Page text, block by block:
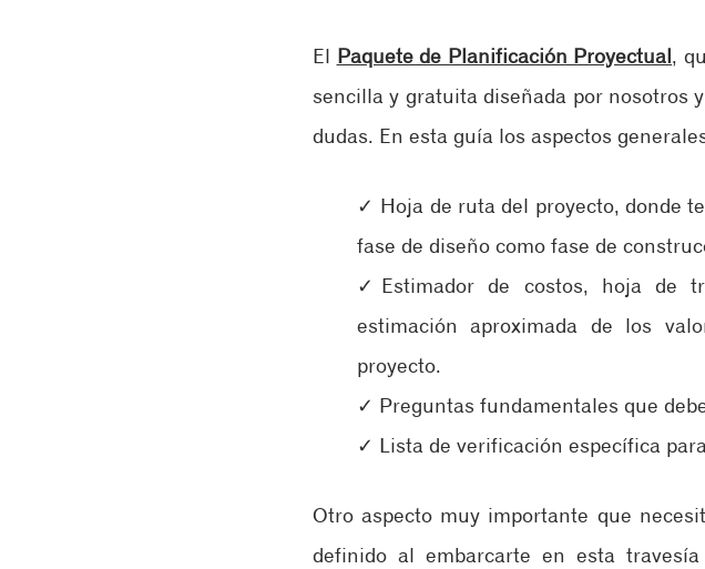
El Paquete de Planificación Proyectual,
sencilla y gratuita diseñada por nosotros
dudas. En esta guía los aspectos
​✓ Hoja de ruta del proyecto, donde
fase de diseño como fase de
✓Estimador de costos, hoja de
estimación aproximada de los
proyecto.
✓ Preguntas fundamentales que
✓ Lista de verificación específica
​Otro aspecto muy importante que
definido al embarcarte en esta